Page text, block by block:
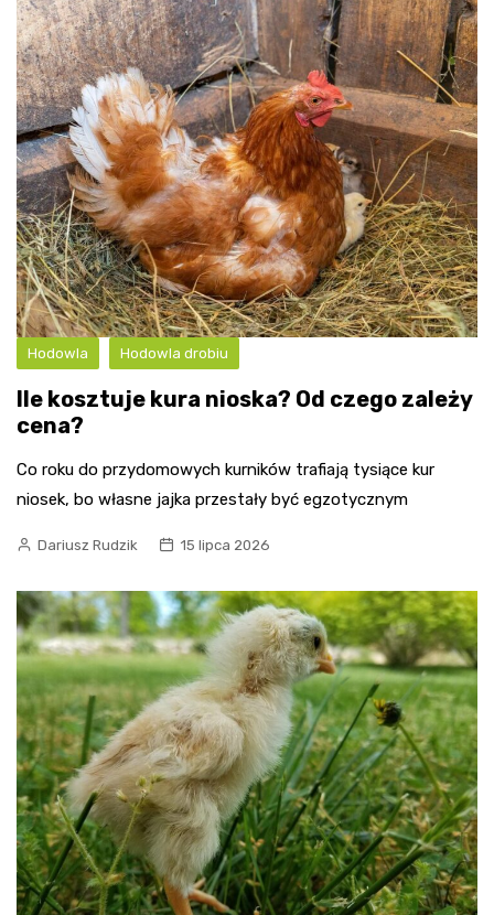
Hodowla Hodowla drobiu
Ile kosztuje kura nioska? Od czego zależy
cena?
Co roku do przydomowych kurników trafiają tysiące kur
niosek, bo własne jajka przestały być egzotycznym
Dariusz Rudzik 15 lipca 2026